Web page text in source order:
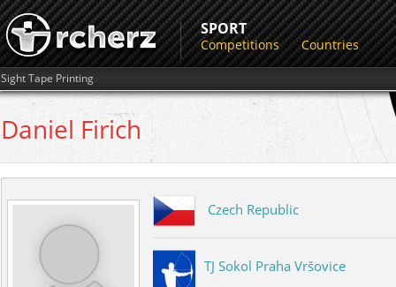
SPORT
Competitions Countries
Sight Tape Printing
Daniel Firich
Czech Republic
TJ Sokol Praha Vršovice